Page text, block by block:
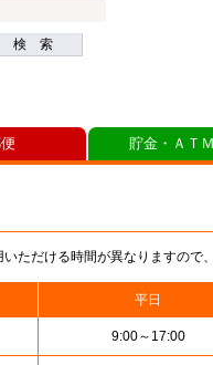
検 索
ただける時間が異なりますので
平日
9:00～17:00
貯金・ＡＴ